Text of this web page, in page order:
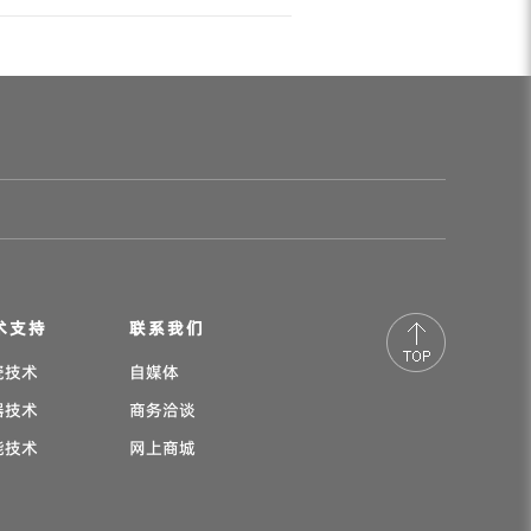
支持
术
术
术
联系我们
自媒体
商务洽谈
网上商城